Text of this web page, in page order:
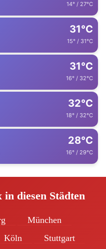
14° / 27°C
31°C
15° / 31°C
31°C
16° / 32°C
32°C
18° / 32°C
28°C
16° / 29°C
in diesen Städten
München
Köln Stuttgart